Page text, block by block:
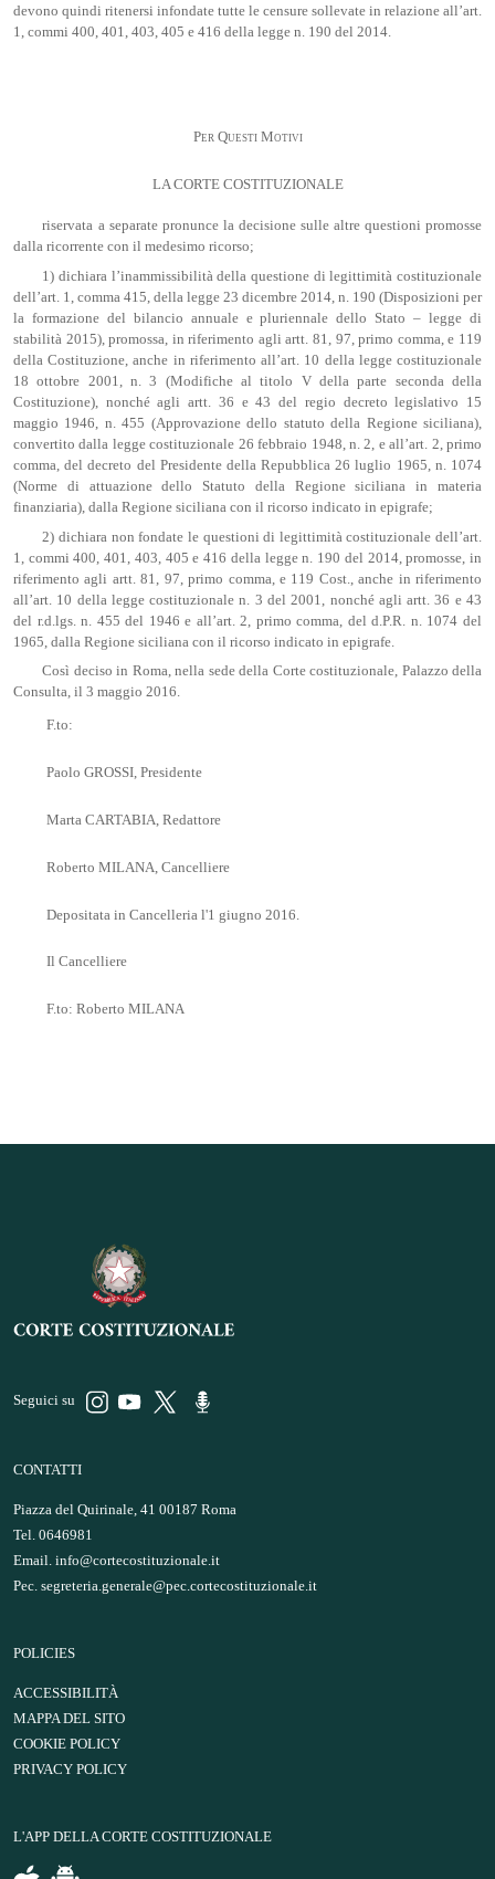
devono quindi ritenersi infondate tutte le censure sollevate in relazione all’art.
1, commi 400, 401, 403, 405 e 416 della legge n. 190 del 2014.
Per Questi Motivi
LA CORTE COSTITUZIONALE
riservata a separate pronunce la decisione sulle altre questioni promosse
dalla ricorrente con il medesimo ricorso;
1) dichiara l’inammissibilità della questione di legittimità costituzionale
dell’art. 1, comma 415, della legge 23 dicembre 2014, n. 190 (Disposizioni per
la formazione del bilancio annuale e pluriennale dello Stato – legge di
stabilità 2015), promossa, in riferimento agli artt. 81, 97, primo comma, e 119
della Costituzione, anche in riferimento all’art. 10 della legge costituzionale
18 ottobre 2001, n. 3 (Modifiche al titolo V della parte seconda della
Costituzione), nonché agli artt. 36 e 43 del regio decreto legislativo 15
maggio 1946, n. 455 (Approvazione dello statuto della Regione siciliana),
convertito dalla legge costituzionale 26 febbraio 1948, n. 2, e all’art. 2, primo
comma, del decreto del Presidente della Repubblica 26 luglio 1965, n. 1074
(Norme di attuazione dello Statuto della Regione siciliana in materia
finanziaria), dalla Regione siciliana con il ricorso indicato in epigrafe;
2) dichiara non fondate le questioni di legittimità costituzionale dell’art.
1, commi 400, 401, 403, 405 e 416 della legge n. 190 del 2014, promosse, in
riferimento agli artt. 81, 97, primo comma, e 119 Cost., anche in riferimento
all’art. 10 della legge costituzionale n. 3 del 2001, nonché agli artt. 36 e 43
del r.d.lgs. n. 455 del 1946 e all’art. 2, primo comma, del d.P.R. n. 1074 del
1965, dalla Regione siciliana con il ricorso indicato in epigrafe.
Così deciso in Roma, nella sede della Corte costituzionale, Palazzo della
Consulta, il 3 maggio 2016.
F.to:
Paolo GROSSI, Presidente
Marta CARTABIA, Redattore
Roberto MILANA, Cancelliere
Depositata in Cancelleria l'1 giugno 2016.
Il Cancelliere
F.to: Roberto MILANA
Seguici su
CONTATTI
Piazza del Quirinale, 41 00187 Roma
Tel. 0646981
Email. info@cortecostituzionale.it
Pec. segreteria.generale@pec.cortecostituzionale.it
POLICIES
ACCESSIBILITÀ
MAPPA DEL SITO
COOKIE POLICY
PRIVACY POLICY
L'APP DELLA CORTE COSTITUZIONALE